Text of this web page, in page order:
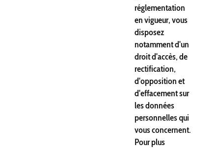
réglementation
en vigueur, vous
disposez
notamment d'un
droit d'accès, de
rectification,
d'opposition et
d'effacement sur
les données
personnelles qui
vous concernent.
Pour plus